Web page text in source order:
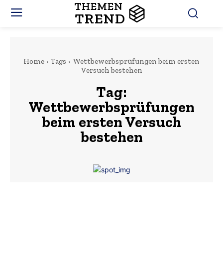
THEMEN
TREND
Home Tags
Wettbewerbsprüfungen beim ersten
Versuch bestehen
Tag:
Wettbewerbsprüfungen
beim ersten Versuch
bestehen